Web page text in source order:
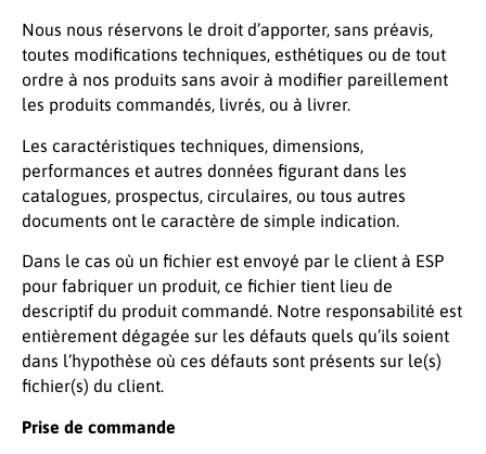
Nous nous réservons le droit d’apporter, sans préavis,
toutes modifications techniques, esthétiques ou de tout
ordre à nos produits sans avoir à modifier pareillement
les produits commandés, livrés, ou à livrer.
Les caractéristiques techniques, dimensions,
performances et autres données figurant dans les
catalogues, prospectus, circulaires, ou tous autres
documents ont le caractère de simple indication.
Dans le cas où un fichier est envoyé par le client à ESP
pour fabriquer un produit, ce fichier tient lieu de
descriptif du produit commandé. Notre responsabilité est
entièrement dégagée sur les défauts quels qu’ils soient
dans l’hypothèse où ces défauts sont présents sur le(s)
fichier(s) du client.
Prise de commande